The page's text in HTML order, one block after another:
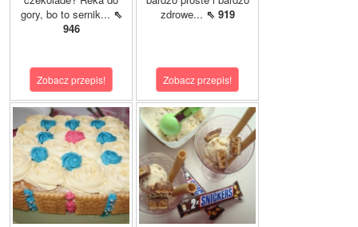
gory, bo to sernik... ⇖
946
Zobacz przepis!
zdrowe... ⇖ 919
Zobacz przepis!